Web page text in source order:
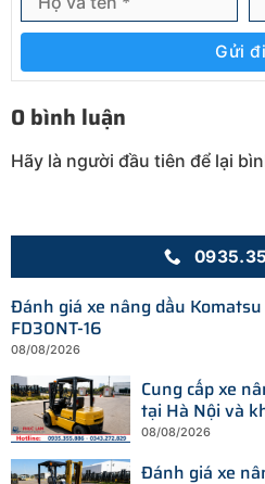
Gửi đi
0 bình luận
Hãy là người đầu tiên để lại
Đánh giá xe nâng dầu
FD30NT-16
08/08/2026
Cung cấp xe
tại Hà Nội và
08/08/2026
Đánh giá xe